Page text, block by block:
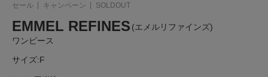
セール キャンペーン SOLDOUT
EMMEL REFINES (エメルリファインズ)
ワンピース
サイズ:F